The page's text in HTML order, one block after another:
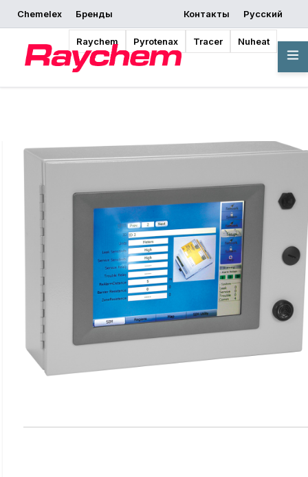
Chemelex Бренды
Raychem Pyrotenax Tracer Nuheat
Контакты
Русский
запросить
Где купить
Начать
Обзор